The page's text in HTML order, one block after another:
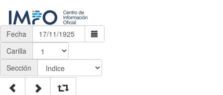
Fecha
Carilla
Sección